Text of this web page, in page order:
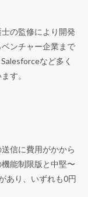
の監修により開発
ンチャー企業まで
など多く
す。
信に費用がかから
能制限版と中堅〜
あり、いずれも0円